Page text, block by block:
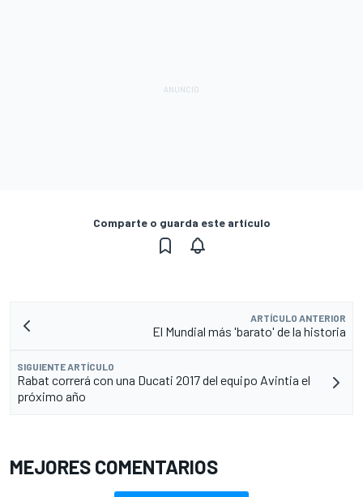
Comparte o guarda este artículo
ARTÍCULO ANTERIOR
El Mundial más 'barato' de la historia
SIGUIENTE ARTÍCULO
Rabat correrá con una Ducati 2017 del equipo Avintia el
próximo año
MEJORES COMENTARIOS